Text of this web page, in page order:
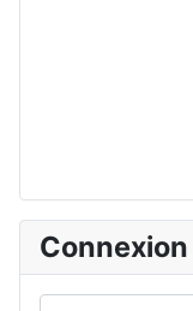
Connexion